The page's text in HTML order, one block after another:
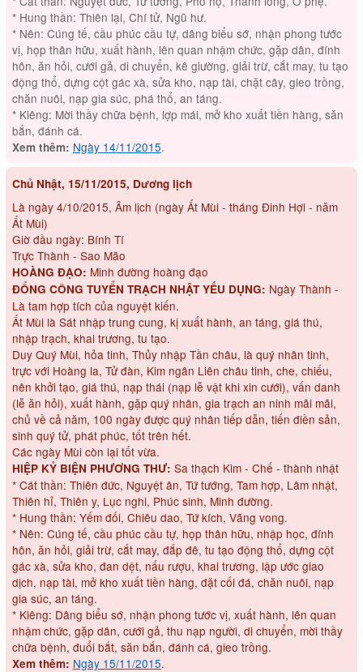
* Hung thần: Thiên lại, Chí tử, Ngũ hư.
* Nên: Cúng tế, cầu phúc cầu tự, dâng biểu sớ, nhận phong tước
vị, họp thân hữu, xuất hành, lên quan nhậm chức, gặp dân, đính
hôn, ăn hỏi, cưới gả, di chuyển, kê giường, giải trừ, cắt may, tu tạo
động thổ, dựng cột gác xà, sửa kho, nạp tài, chặt cây, gieo trồng,
chăn nuôi, nạp gia súc, phá thổ, an táng.
* Kiêng: Mời thầy chữa bệnh, lợp mái, mở kho xuất tiền hàng, săn
bắn, đánh cá.
Xem thêm: Ngày 14/11/2015.
Chủ Nhật, 15/11/2015, Dương lịch
Là ngày 4/10/2015, Âm lịch (ngày Ất Mùi - tháng Đinh Hợi - năm
Ất Mùi)
Giờ đầu ngày: Bính Tí
Trực Thành - Sao Mão
HOÀNG ĐẠO: Minh đường hoàng đạo
ĐỔNG CÔNG TUYỂN TRẠCH NHẬT YẾU DỤNG: Ngày Thành -
Là tam hợp tích của nguyệt kiến.
Ất Mùi là Sát nhập trung cung, kị xuất hành, an táng, giá thú,
nhập trạch, khai trương, tu tạo.
Duy Quý Mùi, hỏa tinh, Thủy nhập Tần châu, là quý nhân tinh,
trực với Hoàng la, Tử đàn, Kim ngân Liên châu tinh, che, chiếu,
nên khởi tạo, giá thú, nạp thái (nạp lễ vật khi xin cưới), vấn danh
(lễ ăn hỏi), xuất hành, gặp quý nhân, gia trạch an ninh mãi mãi,
chủ về cả năm, 100 ngày được quý nhân tiếp dẫn, tiến điền sản,
sinh quý tử, phát phúc, tốt trên hết.
Các ngày Mùi còn lại tốt vừa.
HIỆP KỶ BIỆN PHƯƠNG THƯ: Sa thạch Kim - Chế - thành nhật
* Cát thần: Thiên đức, Nguyệt ân, Tứ tướng, Tam hợp, Lâm nhật,
Thiên hỉ, Thiên y, Lục nghi, Phúc sinh, Minh đường.
* Hung thần: Yếm đối, Chiêu dao, Tứ kích, Vãng vong.
* Nên: Cúng tế, cầu phúc cầu tự, họp thân hữu, nhập học, đính
hôn, ăn hỏi, giải trừ, cắt may, đắp đê, tu tạo động thổ, dựng cột
gác xà, sửa kho, đan dệt, nấu rượu, khai trương, lập ước giao
dịch, nạp tài, mở kho xuất tiền hàng, đặt cối đá, chăn nuôi, nạp
gia súc, an táng.
* Kiêng: Dâng biểu sớ, nhận phong tước vị, xuất hành, lên quan
nhậm chức, gặp dân, cưới gả, thu nạp người, di chuyển, mời thầy
chữa bệnh, đuổi bắt, săn bắn, đánh cá, gieo trồng.
Xem thêm: Ngày 15/11/2015.